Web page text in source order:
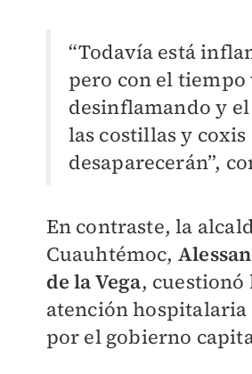
“Todavía está
pero con el tiempo
desinflamando y
las costillas y coxis
desaparecerán”,
En contraste, la
Cuauhtémoc,
de la Vega, cuestionó
atención
por el gobierno